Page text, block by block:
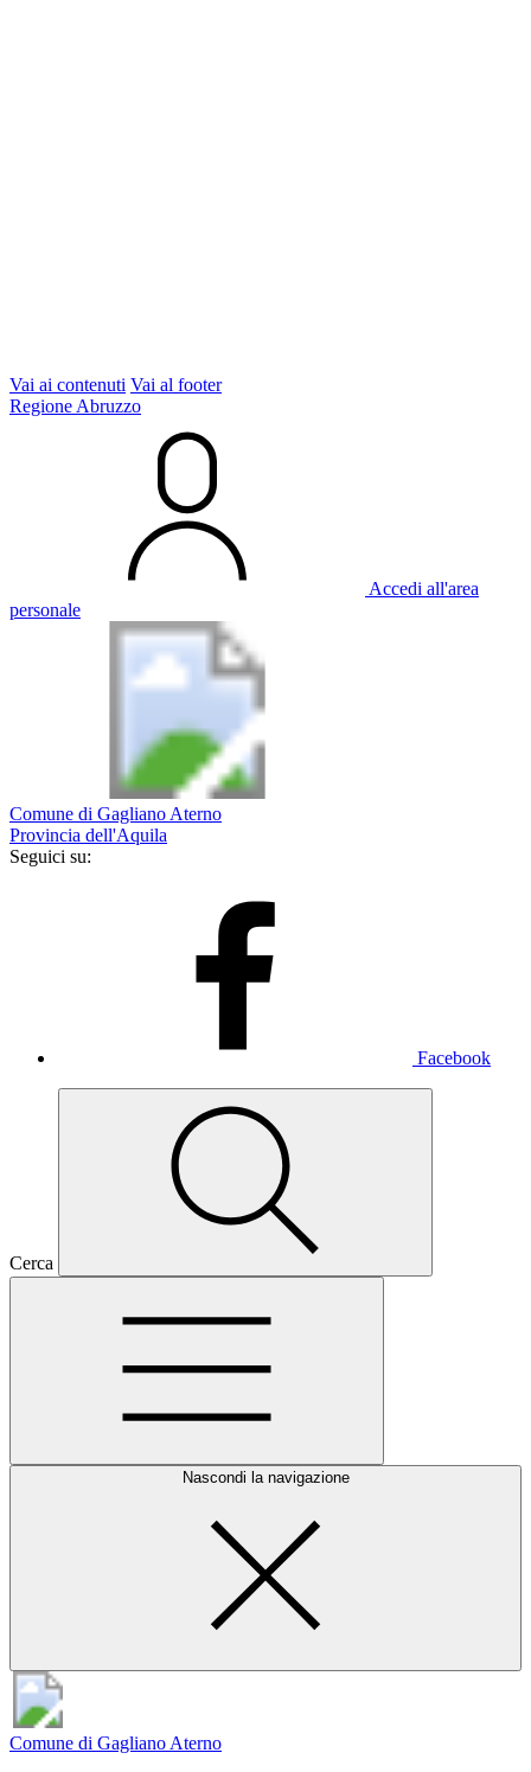
Vai ai contenuti Vai al footer
Regione Abruzzo
Accedi all'area
personale
Comune di Gagliano Aterno
Provincia dell'Aquila
Seguici su:
Facebook
Cerca
Nascondi la navigazione
Comune di Gagliano Aterno